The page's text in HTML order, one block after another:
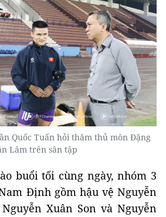
Quốc Tuấn hỏi thăm thủ môn Đặng
Lâm trên sân tập
buổi tối cùng ngày, nhóm 3
Định gồm hậu vệ Nguyễn
Xuân Son và Nguyễn